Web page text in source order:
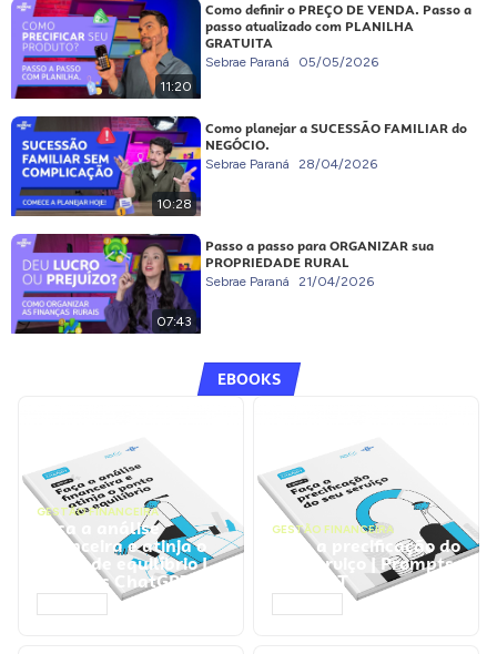
11:20
Como definir o PREÇO DE VENDA. Passo a
passo atualizado com PLANILHA
GRATUITA
Sebrae Paraná 05/05/2026
10:28
Como planejar a SUCESSÃO FAMILIAR do
NEGÓCIO.
Sebrae Paraná 28/04/2026
07:43
Passo a passo para ORGANIZAR sua
PROPRIEDADE RURAL
Sebrae Paraná 21/04/2026
EBOOKS
GESTÃO FINANCEIRA
Faça a análise
financeira e atinja o
ponto de equilíbrio |
Prompts ChatGPT
GESTÃO FINANCEIRA
Faça a precificação do
seu serviço | Prompts
ChatGPT